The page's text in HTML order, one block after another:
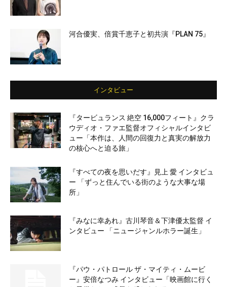
河合優実、倍賞千恵子と初共演『PLAN 75』
インタビュー
『タービュランス 絶空 16,000フィート』クラ
ウディオ・ファエ監督オフィシャルインタビ
ュー「本作は、人間の回復力と真実の解放力
の核心へと迫る旅」
『すべての夜を思いだす』見上 愛 インタビュ
ー 「ずっと住んでいる街のような大事な場
所」
『みなに幸あれ』古川琴音＆下津優太監督 イ
ンタビュー 「ニュージャンルホラー誕生」
『パウ・パトロール ザ・マイティ・ムービ
ー』安倍なつみ インタビュー「映画館に行く